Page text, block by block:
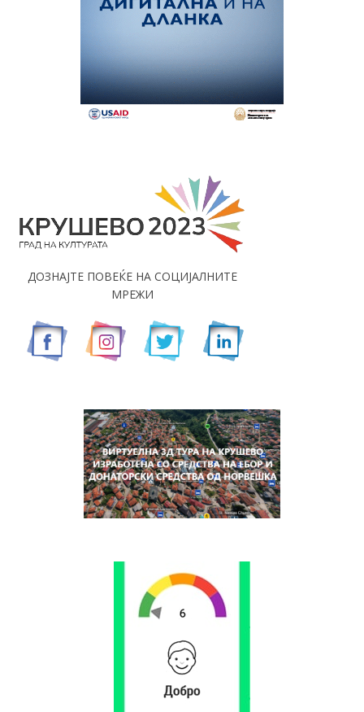
ДОЗНАЈТЕ ПОВЕЌЕ НА СОЦИЈАЛНИТЕ
МРЕЖИ